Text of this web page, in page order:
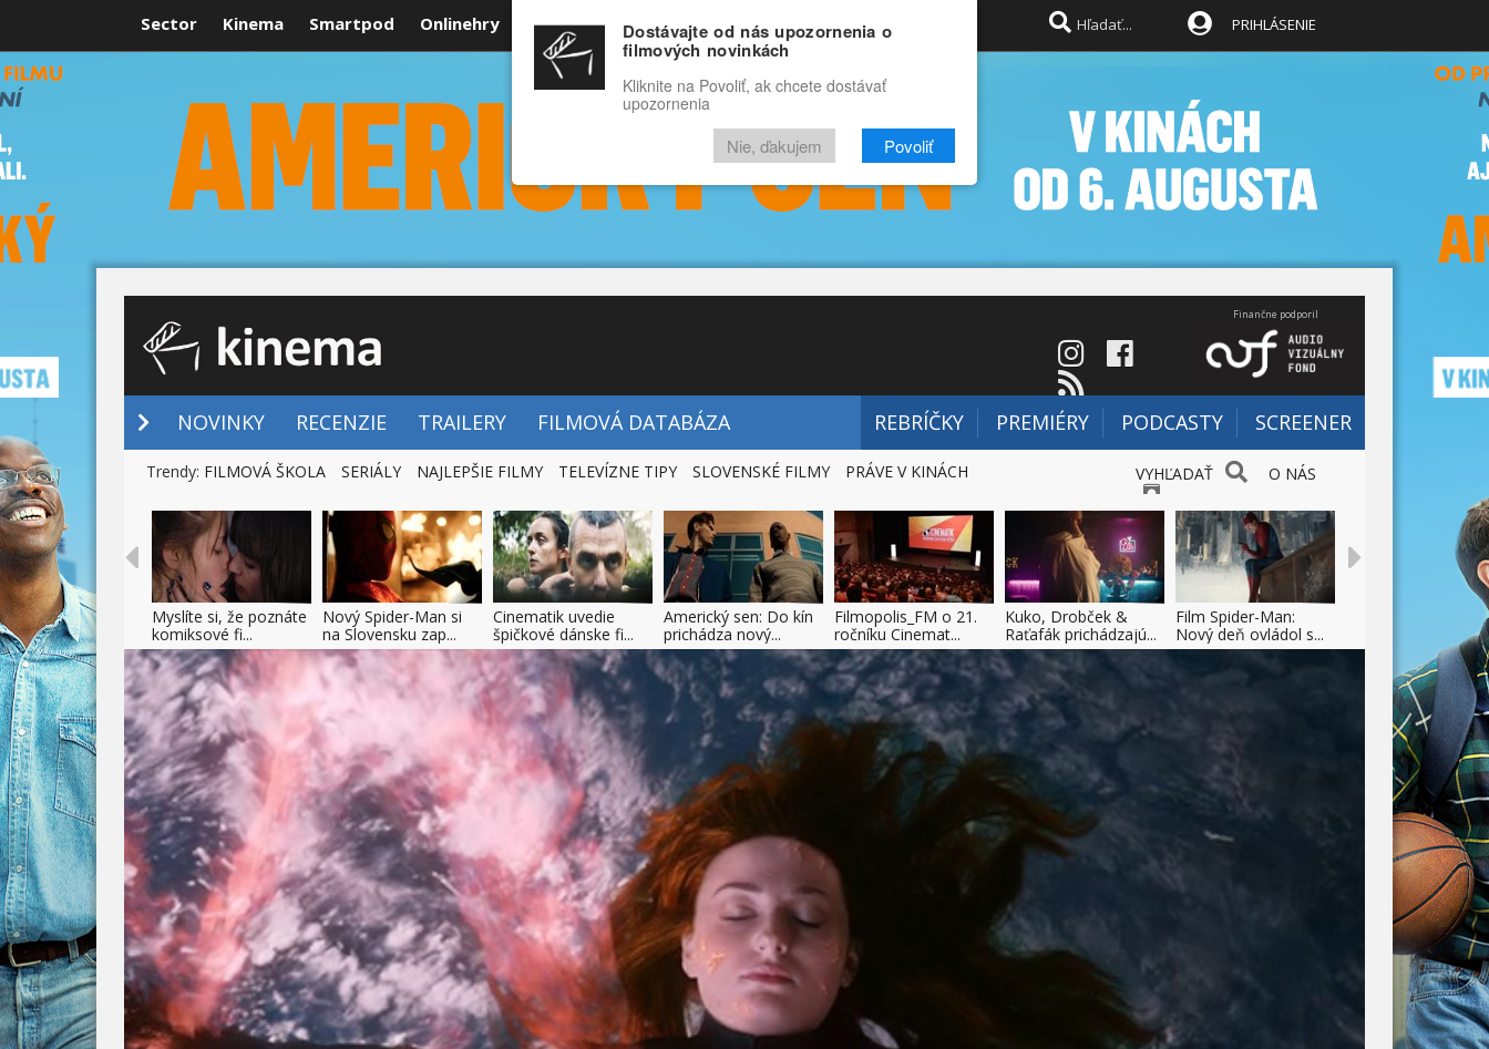
Sector Kinema Smartpod Onlinehry Rozprávky Funny Docu
RECENZIE VIDEÁ FILMY
PRIHLÁSENIE
Finančne podporil
NOVINKY RECENZIE TRAILERY FILMOVÁ DATABÁZA REBRÍČKY PREMIÉRY PODCASTY SCREENER
VYHĽADAŤ O NÁS
Trendy: FILMOVÁ ŠKOLA SERIÁLY NAJLEPŠIE FILMY TELEVÍZNE TIPY SLOVENSKÉ FILMY PRÁVE V KINÁCH
Myslíte si, že poznáte
komiksové fi...
Nový Spider-Man si
na Slovensku zap...
Cinematik uvedie
špičkové dánske fi...
Americký sen: Do kín
prichádza nový...
Filmopolis_FM o 21.
ročníku Cinemat...
Kuko, Drobček &
Raťafák prichádzajú...
Film Spider-Man:
Nový deň ovládol s...
Dostávajte od nás upozornenia o
filmových novinkách
Kliknite na Povoliť, ak chcete dostávať
upozornenia
Nie, ďakujem Povoliť